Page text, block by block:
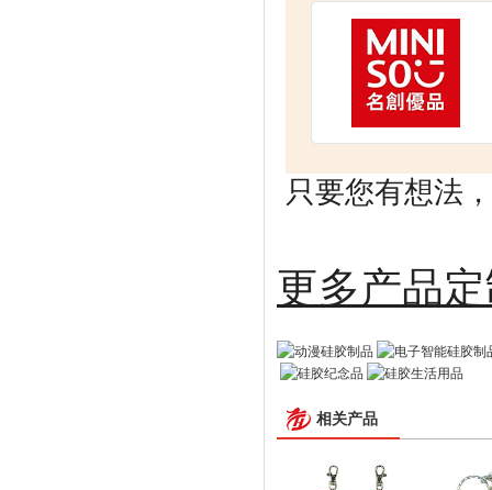
只要您有想法
更多
相关产品